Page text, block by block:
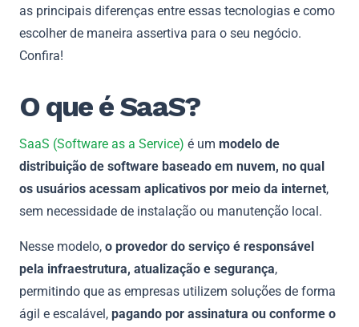
as principais diferenças entre essas tecnologias e como
escolher de maneira assertiva para o seu negócio.
Confira!
O que é SaaS?
SaaS (Software as a Service) é um modelo de
distribuição de software baseado em nuvem, no qual
os usuários acessam aplicativos por meio da internet,
sem necessidade de instalação ou manutenção local.
Nesse modelo, o provedor do serviço é responsável
pela infraestrutura, atualização e segurança,
permitindo que as empresas utilizem soluções de forma
ágil e escalável, pagando por assinatura ou conforme o